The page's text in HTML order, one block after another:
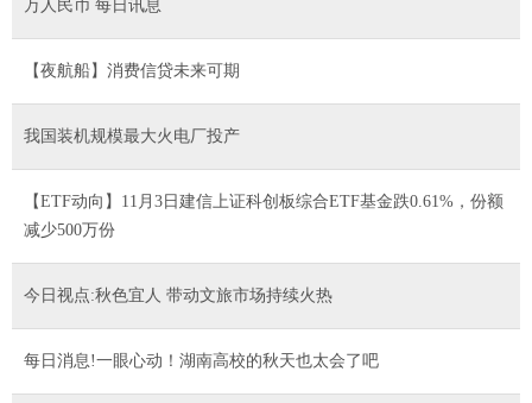
万人民币 每日讯息
【夜航船】消费信贷未来可期
我国装机规模最大火电厂投产
【ETF动向】11月3日建信上证科创板综合ETF基金跌0.61%，份额
减少500万份
今日视点:秋色宜人 带动文旅市场持续火热
每日消息!一眼心动！湖南高校的秋天也太会了吧